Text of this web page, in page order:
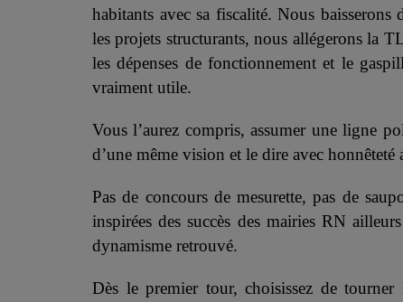
habitants avec sa fiscalité. Nous
les projets structurants, nous allégerons la
les dépenses de fonctionnement et le
vraiment utile.
Vous l’aurez compris, assumer une ligne
d’une même vision et le dire avec honnêteté
Pas de concours de mesurette, pas de
inspirées des succès des mairies RN
dynamisme retrouvé.
Dès le premier tour, choisissez de tourner